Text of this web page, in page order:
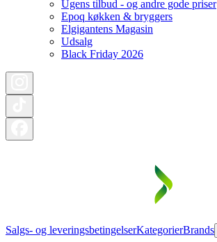
Ugens tilbud - og andre gode priser
Epoq køkken & bryggers
Elgigantens Magasin
Udsalg
Black Friday 2026
Salgs- og leveringsbetingelserKategorierBrands